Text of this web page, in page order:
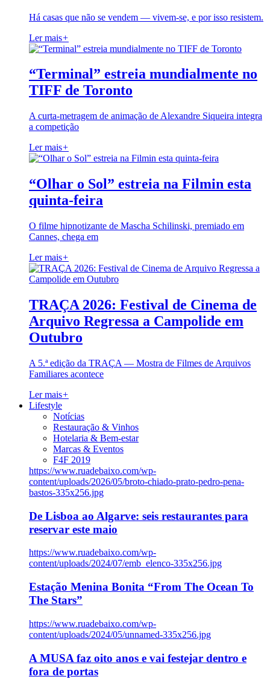
Há casas que não se vendem — vivem-se, e por isso resistem.
Ler mais+
“Terminal” estreia mundialmente no
TIFF de Toronto
A curta-metragem de animação de Alexandre Siqueira integra
a competição
Ler mais+
“Olhar o Sol” estreia na Filmin esta
quinta-feira
O filme hipnotizante de Mascha Schilinski, premiado em
Cannes, chega em
Ler mais+
TRAÇA 2026: Festival de Cinema de
Arquivo Regressa a Campolide em
Outubro
A 5.ª edição da TRAÇA — Mostra de Filmes de Arquivos
Familiares acontece
Ler mais+
Lifestyle
Notícias
Restauração & Vinhos
Hotelaria & Bem-estar
Marcas & Eventos
F4F 2019
https://www.ruadebaixo.com/wp-
content/uploads/2026/05/broto-chiado-prato-pedro-pena-
bastos-335x256.jpg
De Lisboa ao Algarve: seis restaurantes para
reservar este maio
https://www.ruadebaixo.com/wp-
content/uploads/2024/07/emb_elenco-335x256.jpg
Estação Menina Bonita “From The Ocean To
The Stars”
https://www.ruadebaixo.com/wp-
content/uploads/2024/05/unnamed-335x256.jpg
A MUSA faz oito anos e vai festejar dentro e
fora de portas